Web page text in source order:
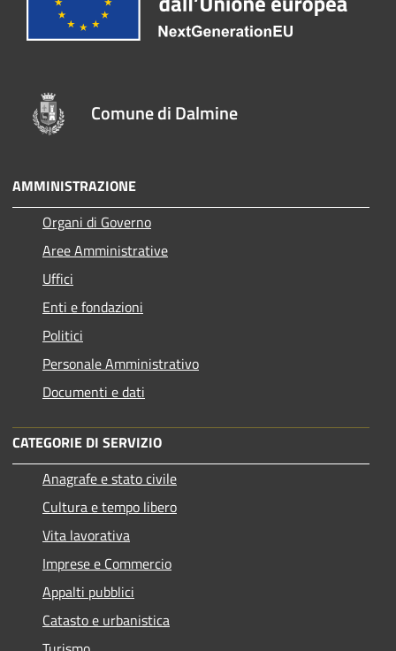
Comune di Dalmine
AMMINISTRAZIONE
Organi di Governo
Aree Amministrative
Uffici
Enti e fondazioni
Politici
Personale Amministrativo
Documenti e dati
CATEGORIE DI SERVIZIO
Anagrafe e stato civile
Cultura e tempo libero
Vita lavorativa
Imprese e Commercio
Appalti pubblici
Catasto e urbanistica